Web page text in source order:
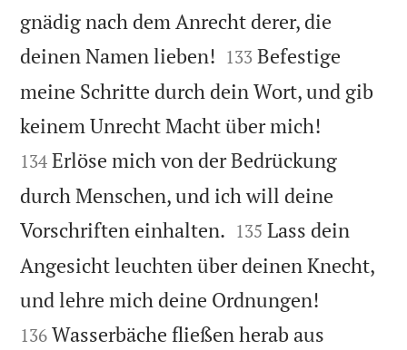
gnädig nach dem Anrecht derer, die
deinen Namen lieben! 

133 Befestige
meine Schritte durch dein Wort, und gib
keinem Unrecht Macht über mich!
134 Erlöse mich von der Bedrückung
durch Menschen, und ich will deine
Vorschriften einhalten. 

135 Lass dein
Angesicht leuchten über deinen Knecht,
und lehre mich deine Ordnungen!
136 Wasserbäche fließen herab aus